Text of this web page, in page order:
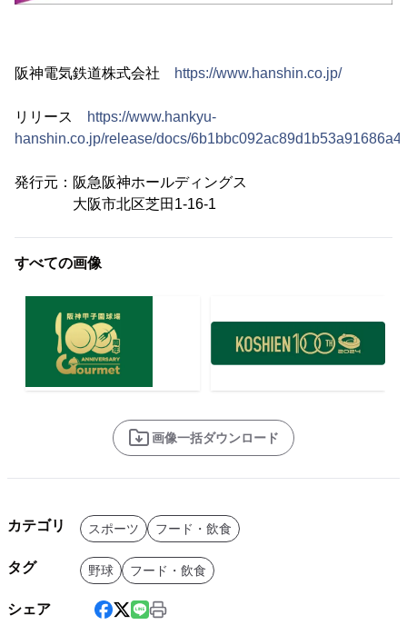
阪神電気鉄道株式会社 https://www.hanshin.co.jp/
リリース
https://www.hankyu-
hanshin.co.jp/release/docs/
発行元：阪急阪神ホールディングス
大阪市北区芝田1-16-1
すべての画像
画像一括ダウンロード
カテゴリ スポーツ フード・飲食
タグ 野球 フード・飲食
シェア